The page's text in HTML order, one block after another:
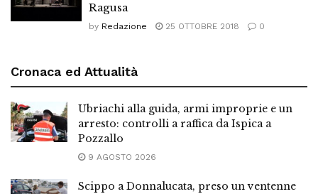
Ragusa
by Redazione 25 OTTOBRE 2018 0
Cronaca ed Attualità
Ubriachi alla guida, armi improprie e un
arresto: controlli a raffica da Ispica a
Pozzallo
9 AGOSTO 2026
Scippo a Donnalucata, preso un ventenne